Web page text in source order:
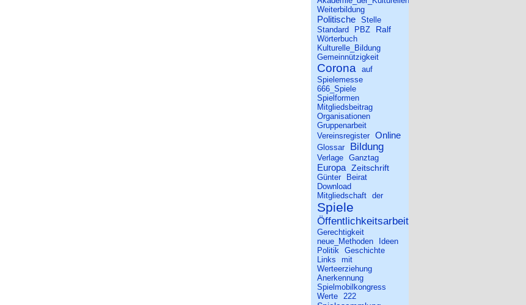
Weiterbildung
Politische Stelle
Standard
PBZ Ralf
Wörterbuch
Kulturelle_Bildung
Gemeinnützigkeit
Corona
auf
Spielemesse
666_Spiele
Spielformen
Mitgliedsbeitrag
Organisationen
Gruppenarbeit
Vereinsregister Online
Glossar Bildung
Verlage Ganztag
Europa Zeitschrift
Günter
Beirat
Download
Mitgliedschaft der
Spiele
Öffentlichkeitsarbeit
Gerechtigkeit
neue_Methoden
Ideen
Politik Geschichte
Links
mit
Werteerziehung
Anerkennung
Spielmobilkongress
Werte 222